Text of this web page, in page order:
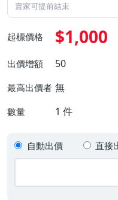
賣家可提前結束
起標價格 $1,000
出價增額 50
最高出價者 無
數量 1 件
自動出價 直接